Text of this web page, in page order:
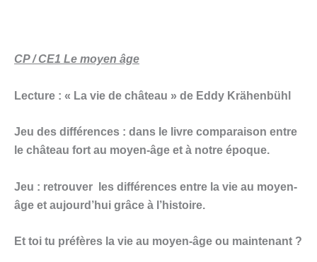
CP / CE1 Le moyen âge
Lecture : « La vie de château » de Eddy Krähenbühl
Jeu des différences : dans le livre comparaison entre
le château fort au moyen-âge et à notre époque.
Jeu : retrouver les différences entre la vie au moyen-
âge et aujourd’hui grâce à l’histoire.
Et toi tu préfères la vie au moyen-âge ou maintenant ?